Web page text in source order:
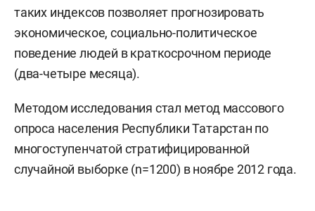
таких индексов позволяет прогнозировать
экономическое, социально-политическое
поведение людей в краткосрочном периоде
(два-четыре месяца).
Методом исследования стал метод массового
опроса населения Республики Татарстан по
многоступенчатой стратифицированной
случайной выборке (n=1200) в ноябре 2012 года.